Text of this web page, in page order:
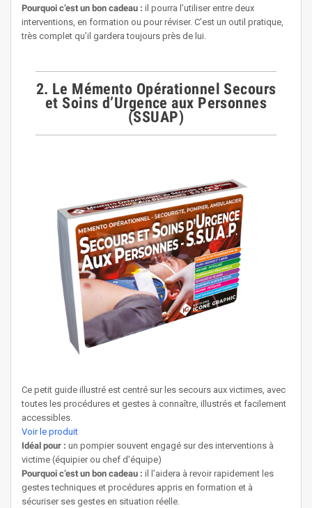
Pourquoi c’est un bon cadeau : il pourra l’utiliser entre deux
interventions, en formation ou pour réviser. C’est un outil pratique,
très complet qu’il gardera toujours près de lui.
2. Le Mémento Opérationnel Secours
et Soins d’Urgence aux Personnes
(SSUAP)
Ce petit guide illustré est centré sur les secours aux victimes, avec
toutes les procédures et gestes à connaître, illustrés et facilement
accessibles.
Voir le produit
Idéal pour : un pompier souvent engagé sur des interventions à
victime (équipier ou chef d'équipe)
Pourquoi c’est un bon cadeau : il l’aidera à revoir rapidement les
gestes techniques et procédures appris en formation et à
sécuriser ses gestes en situation réelle.